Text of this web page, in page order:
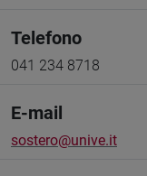
Telefono
041 234 8718
E-mail
sostero@unive.it